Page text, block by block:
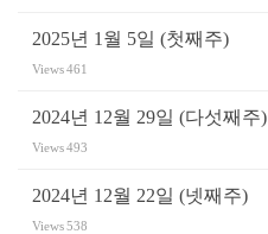
2025년 1월 5일 (첫째주)
Views461
2024년 12월 29일 (다섯째주)
Views493
2024년 12월 22일 (넷째주)
Views538